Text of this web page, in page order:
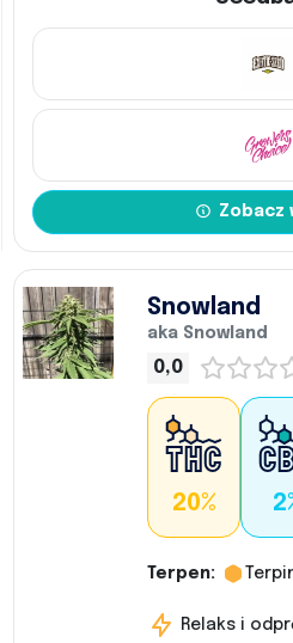
Zobacz
Snowland
aka Snowland
0,0
20%
Terpen:
Relaks i